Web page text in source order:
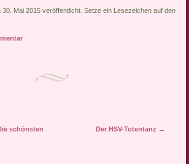
sowie
Mai 2015 veröffentlicht. Setze ein Lesezeichen auf den
schönsten
Der HSV-Totentanz →